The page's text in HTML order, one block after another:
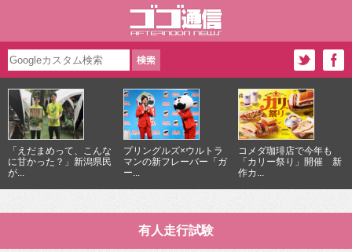
「えだまめって、こんな
に甘かった？」新潟県民
が...
プリングルズ×ウルトラ
マンの新フレーバー「ガ
ー...
コメダ珈琲店で今年も
「カリー祭り」開催 新
作カ...
有人走行試験